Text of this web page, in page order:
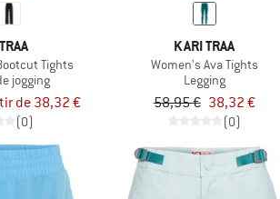
Tights
jogging
de 38,32 €
(0)
KARI TRAA
Women's Ava Tights
Legging
58,95 € 38,32 €
(0)